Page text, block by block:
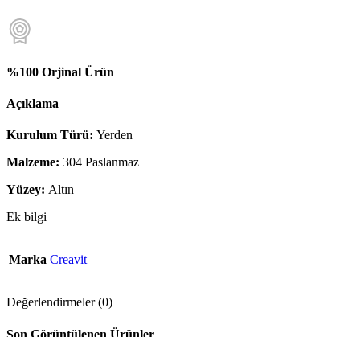
%100 Orjinal Ürün
Açıklama
Kurulum Türü: Yerden
Malzeme: 304 Paslanmaz
Yüzey: Altın
Ek bilgi
Marka Creavit
Değerlendirmeler (0)
Son Görüntülenen Ürünler